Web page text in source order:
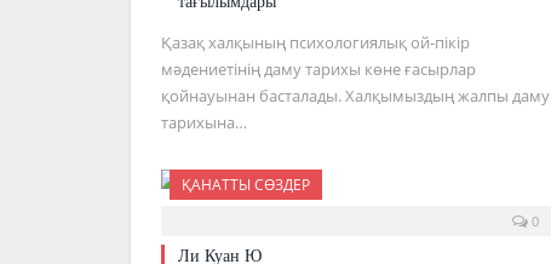
Қазақ халқының психологиялық ой-пікір
мәдениетінің даму тарихы көне ғасырлар
қойнауынан басталады. Халқымыздың жалпы даму
тарихына…
ҚАНАТТЫ СӨЗДЕР
0
Ли Куан Ю